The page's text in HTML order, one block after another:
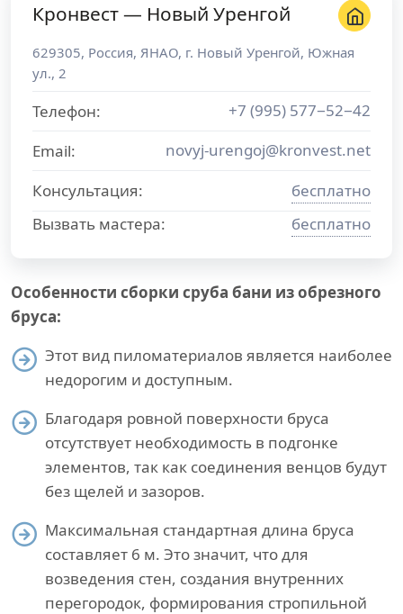
Кронвест — Новый Уренгой
629305, Россия, ЯНАО, г. Новый Уренгой, Южная
ул., 2
Телефон:
+7 (995) 577−52−42
Email:
novyj-urengoj@kronvest.net
Консультация:
бесплатно
Вызвать мастера:
бесплатно
Особенности сборки сруба бани из обрезного
бруса:
Этот вид пиломатериалов является наиболее
недорогим и доступным.
Благодаря ровной поверхности бруса
отсутствует необходимость в подгонке
элементов, так как соединения венцов будут
без щелей и зазоров.
Максимальная стандартная длина бруса
составляет 6 м. Это значит, что для
возведения стен, создания внутренних
перегородок, формирования стропильной